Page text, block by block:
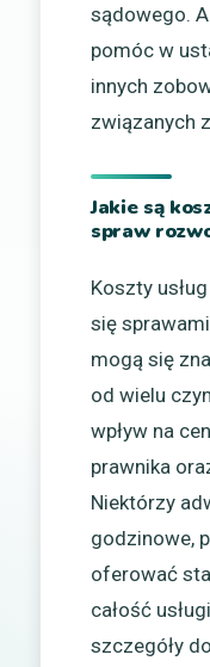
sądowego.
pomóc w
innych
związanych
Jakie są
spraw
Koszty
się
mogą się
od wielu
wpływ na
prawnika
Niektórzy
godzinowe,
oferować
całość
szczegóły